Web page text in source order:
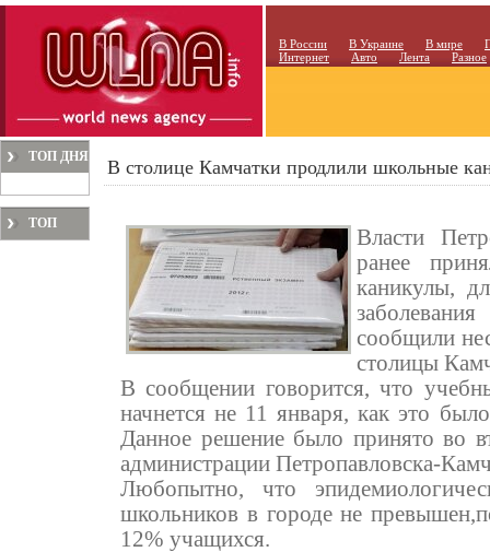
В России В Украине В мире
Интернет
Авто Лента Разное
ТОП ДНЯ
ТОП
В столице Камчатки продлили школьные
Власти
ранее
каникулы,
сообщили
столицы
В сообщении говорится, что
начнется не 11 января, как это
Данное решение было принято во
администрации Петропавловска-
Любопытно, что
школьников в городе не
12% учащихся.